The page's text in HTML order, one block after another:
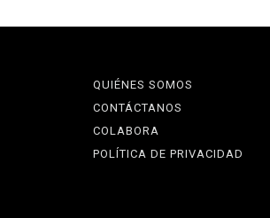
QUIÉNES SOMOS
CONTÁCTANOS
COLABORA
POLÍTICA DE PRIVACIDAD